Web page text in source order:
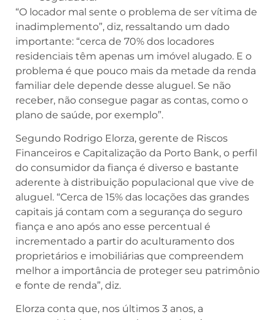
“O locador mal sente o problema de ser vítima de
inadimplemento”, diz, ressaltando um dado
importante: “cerca de 70% dos locadores
residenciais têm apenas um imóvel alugado. E o
problema é que pouco mais da metade da renda
familiar dele depende desse aluguel. Se não
receber, não consegue pagar as contas, como o
plano de saúde, por exemplo”.
Segundo Rodrigo Elorza, gerente de Riscos
Financeiros e Capitalização da Porto Bank, o perfil
do consumidor da fiança é diverso e bastante
aderente à distribuição populacional que vive de
aluguel. “Cerca de 15% das locações das grandes
capitais já contam com a segurança do seguro
fiança e ano após ano esse percentual é
incrementado a partir do aculturamento dos
proprietários e imobiliárias que compreendem
melhor a importância de proteger seu patrimônio
e fonte de renda”, diz.
Elorza conta que, nos últimos 3 anos, a